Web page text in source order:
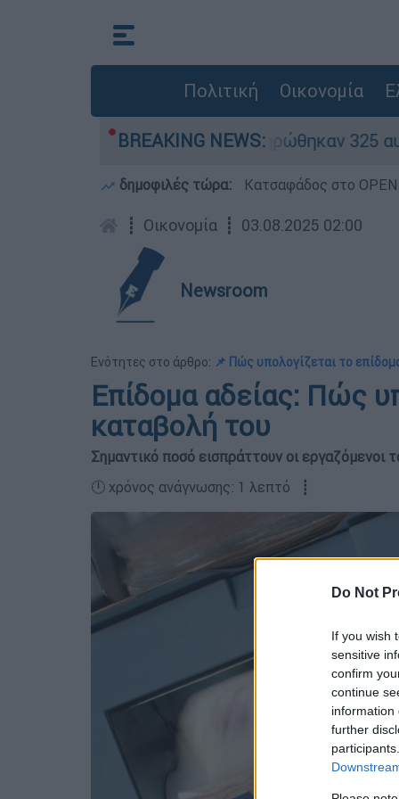
Do Not
If you wish
sensitive
confirm
continue
information
further
Πολιτική Οικονομία
BREAKING NEWS:
«κόκκινα» - Ολοκληρώθηκαν 325
δημοφιλές τώρα: Κατσαφάδος στο
┋ Οικονομία ┋ 03.08.2025 02:00
Newsroom
Ενότητες στο άρθρο: 📌 Πώς υπολογίζεται το
Επίδομα αδείας: Πώς
καταβολή του
Σημαντικό ποσό εισπράττουν οι εργαζόμενοι
🕛 χρόνος ανάγνωσης: 1 λεπτό ┋